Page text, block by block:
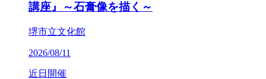
講座』～石膏像を描く～
堺市立文化館
2026/08/11
近日開催